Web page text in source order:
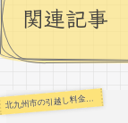
関連記事
北九州市の引越し料金・代金相場・見積り情報